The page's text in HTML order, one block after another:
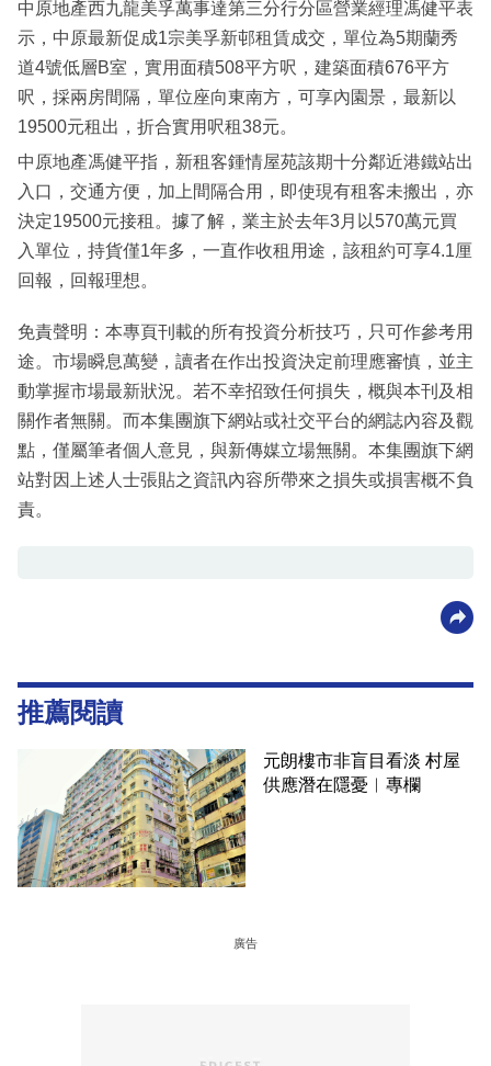
區
中原地產西九龍美孚萬事達第三分行分區營業經理馮健平表
示，中原最新促成1宗美孚新邨租賃成交，單位為5期蘭秀
道4號低層B室，實用面積508平方呎，建築面積676平方
呎，採兩房間隔，單位座向東南方，可享內園景，最新以
19500元租出，折合實用呎租38元。
中原地產馮健平指，新租客鍾情屋苑該期十分鄰近港鐵站出
入口，交通方便，加上間隔合用，即使現有租客未搬出，亦
決定19500元接租。據了解，業主於去年3月以570萬元買
入單位，持貨僅1年多，一直作收租用途，該租約可享4.1厘
回報，回報理想。
免責聲明：本專頁刊載的所有投資分析技巧，只可作參考用
途。市場瞬息萬變，讀者在作出投資決定前理應審慎，並主
動掌握市場最新狀況。若不幸招致任何損失，概與本刊及相
關作者無關。而本集團旗下網站或社交平台的網誌內容及觀
點，僅屬筆者個人意見，與新傳媒立場無關。本集團旗下網
站對因上述人士張貼之資訊內容所帶來之損失或損害概不負
責。
推薦閱讀
元朗樓市非盲目看淡 村屋
供應潛在隱憂︳專欄
廣告